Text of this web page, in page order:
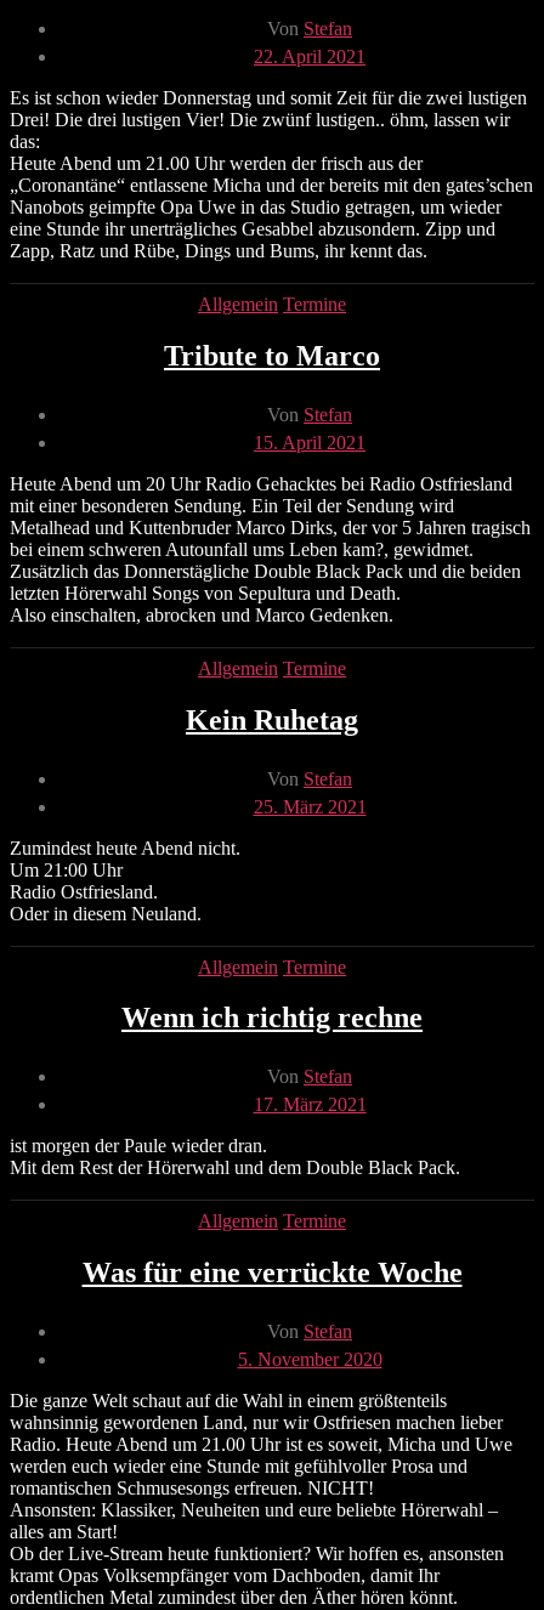
Beitragsautor
Von Stefan
Veröffentlichungsdatum
22. April 2021
Es ist schon wieder Donnerstag und somit Zeit für die zwei lustigen
Drei! Die drei lustigen Vier! Die zwünf lustigen.. öhm, lassen wir
das:
Heute Abend um 21.00 Uhr werden der frisch aus der
„Coronantäne“ entlassene Micha und der bereits mit den gates’schen
Nanobots geimpfte Opa Uwe in das Studio getragen, um wieder
eine Stunde ihr unerträgliches Gesabbel abzusondern. Zipp und
Zapp, Ratz und Rübe, Dings und Bums, ihr kennt das.
Kategorien
Allgemein Termine
Tribute to Marco
Beitragsautor
Von Stefan
Veröffentlichungsdatum
15. April 2021
Heute Abend um 20 Uhr Radio Gehacktes bei Radio Ostfriesland
mit einer besonderen Sendung. Ein Teil der Sendung wird
Metalhead und Kuttenbruder Marco Dirks, der vor 5 Jahren tragisch
bei einem schweren Autounfall ums Leben kam?, gewidmet.
Zusätzlich das Donnerstägliche Double Black Pack und die beiden
letzten Hörerwahl Songs von Sepultura und Death.
Also einschalten, abrocken und Marco Gedenken.
Kategorien
Allgemein Termine
Kein Ruhetag
Beitragsautor
Von Stefan
Veröffentlichungsdatum
25. März 2021
Zumindest heute Abend nicht.
Um 21:00 Uhr
Radio Ostfriesland.
Oder in diesem Neuland.
Kategorien
Allgemein Termine
Wenn ich richtig rechne
Beitragsautor
Von Stefan
Veröffentlichungsdatum
17. März 2021
ist morgen der Paule wieder dran.
Mit dem Rest der Hörerwahl und dem Double Black Pack.
Kategorien
Allgemein Termine
Was für eine verrückte Woche
Beitragsautor
Von Stefan
Veröffentlichungsdatum
5. November 2020
Die ganze Welt schaut auf die Wahl in einem größtenteils
wahnsinnig gewordenen Land, nur wir Ostfriesen machen lieber
Radio. Heute Abend um 21.00 Uhr ist es soweit, Micha und Uwe
werden euch wieder eine Stunde mit gefühlvoller Prosa und
romantischen Schmusesongs erfreuen. NICHT!
Ansonsten: Klassiker, Neuheiten und eure beliebte Hörerwahl –
alles am Start!
Ob der Live-Stream heute funktioniert? Wir hoffen es, ansonsten
kramt Opas Volksempfänger vom Dachboden, damit Ihr
ordentlichen Metal zumindest über den Äther hören könnt.